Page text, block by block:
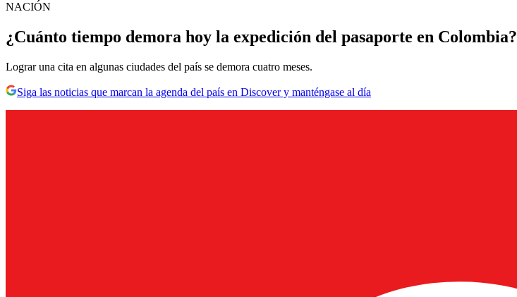
NACIÓN
¿Cuánto tiempo demora hoy la expedición del pasaporte en Colombia?
Lograr una cita en algunas ciudades del país se demora cuatro meses.
Siga las noticias que marcan la agenda del país en Discover y manténgase al día